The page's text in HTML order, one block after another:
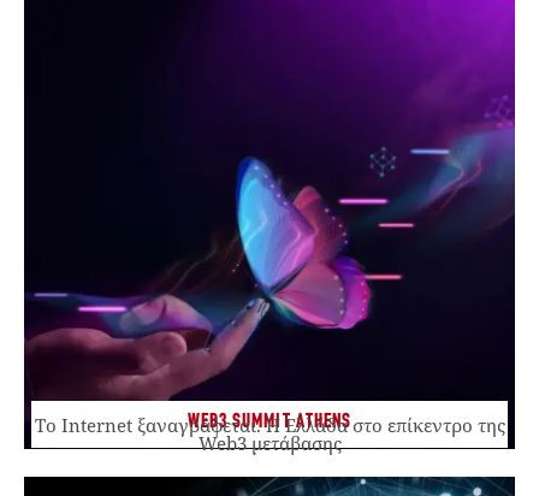
WEB3 SUMMIT ATHENS
Το Internet ξαναγράφεται. Η Ελλάδα στο επίκεντρο της
Web3 μετάβασης